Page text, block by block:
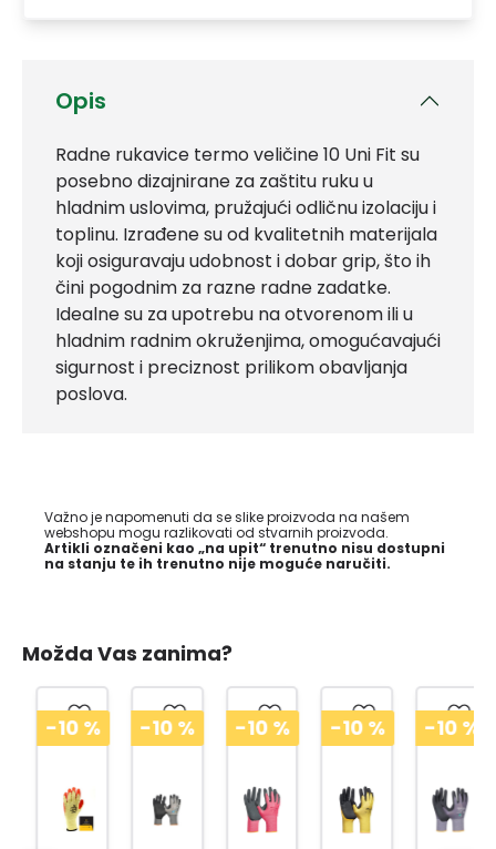
Opis
Radne rukavice termo veličine 10 Uni Fit su
posebno dizajnirane za zaštitu ruku u
hladnim uslovima, pružajući odličnu izolaciju i
toplinu. Izrađene su od kvalitetnih materijala
koji osiguravaju udobnost i dobar grip, što ih
čini pogodnim za razne radne zadatke.
Idealne su za upotrebu na otvorenom ili u
hladnim radnim okruženjima, omogućavajući
sigurnost i preciznost prilikom obavljanja
poslova.
Važno je napomenuti da se slike proizvoda na našem
webshopu mogu razlikovati od stvarnih proizvoda.
Artikli označeni kao „na upit“ trenutno nisu dostupni
na stanju te ih trenutno nije moguće naručiti.
Možda Vas zanima?
-10% -10% -10% -10% -10%